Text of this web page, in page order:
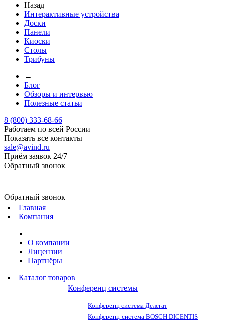
Назад
Интерактивные устройства
Доски
Панели
Киоски
Столы
Трибуны
←
Блог
Обзоры и интервью
Полезные статьи
8 (800) 333-68-66
Работаем по всей России
Показать все контакты
sale@avind.ru
Приём заявок 24/7
Обратный звонок
Обратный звонок
Главная
Компания
О компании
Лицензии
Партнёры
Каталог товаров
Конференц системы
Конференц система Делегат
Конференц-система BOSCH DICENTIS